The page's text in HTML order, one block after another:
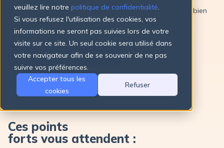
veuillez lire notre politique de confidentialité.
Si vous refusez l'utilisation des cookies, vos
informations ne seront pas suivies lors de votre
visite sur ce site. Un seul cookie sera utilisé dans
votre navigateur afin de se souvenir de ne pas
suivre vos préférences.
Accepter tous les
cookies
Refuser
❗️Cet e-book n’existe qu’en allemand. Mais vous pouvez bien
sûr le télécharger et en traduire le contenu !
Télécharger maintenant
Ces points
forts vous attendent :